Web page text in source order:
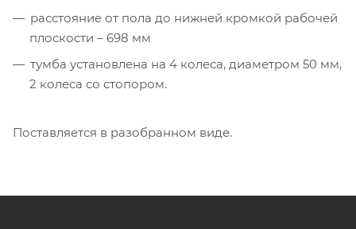
расстояние от пола до нижней кромкой рабочей
плоскости – 698 мм
тумба установлена на 4 колеса, диаметром 50 мм,
2 колеса со стопором.
Поставляется в разобранном виде.